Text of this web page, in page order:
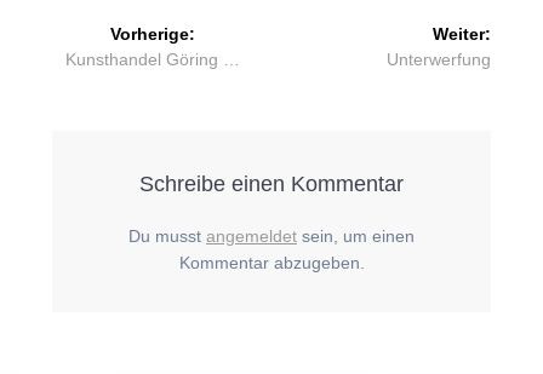
Beitragsnavigation
Vorherige:
Vorheriger
Kunsthandel Göring …
Weiter:
Nächster
Unterwerfung
Schreibe einen Kommentar
Du musst angemeldet sein, um einen
Kommentar abzugeben.